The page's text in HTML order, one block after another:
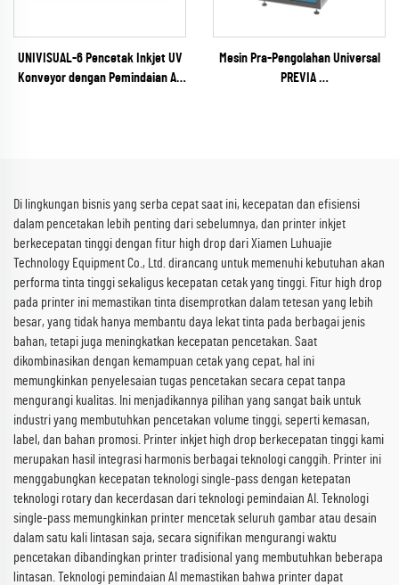
UNIVISUAL-6 Pencetak Inkjet UV
Konveyor dengan Pemindaian AI
Mesin Pra-Pengolahan Universal
PREVIA
Di lingkungan bisnis yang serba cepat saat ini, kecepatan dan efisiensi
dalam pencetakan lebih penting dari sebelumnya, dan printer inkjet
berkecepatan tinggi dengan fitur high drop dari Xiamen Luhuajie
Technology Equipment Co., Ltd. dirancang untuk memenuhi kebutuhan akan
performa tinta tinggi sekaligus kecepatan cetak yang tinggi. Fitur high drop
pada printer ini memastikan tinta disemprotkan dalam tetesan yang lebih
besar, yang tidak hanya membantu daya lekat tinta pada berbagai jenis
bahan, tetapi juga meningkatkan kecepatan pencetakan. Saat
dikombinasikan dengan kemampuan cetak yang cepat, hal ini
memungkinkan penyelesaian tugas pencetakan secara cepat tanpa
mengurangi kualitas. Ini menjadikannya pilihan yang sangat baik untuk
industri yang membutuhkan pencetakan volume tinggi, seperti kemasan,
label, dan bahan promosi. Printer inkjet high drop berkecepatan tinggi kami
merupakan hasil integrasi harmonis berbagai teknologi canggih. Printer ini
menggabungkan kecepatan teknologi single-pass dengan ketepatan
teknologi rotary dan kecerdasan dari teknologi pemindaian AI. Teknologi
single-pass memungkinkan printer mencetak seluruh gambar atau desain
dalam satu kali lintasan saja, secara signifikan mengurangi waktu
pencetakan dibandingkan printer tradisional yang membutuhkan beberapa
lintasan. Teknologi pemindaian AI memastikan bahwa printer dapat